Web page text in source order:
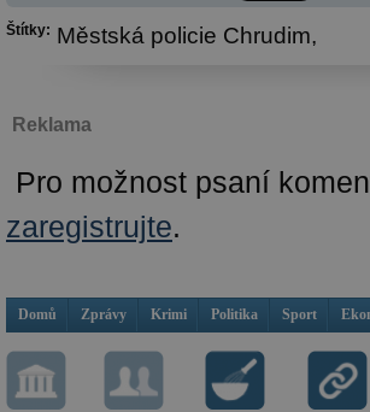
Štítky: Městská policie Chrudim,
Reklama
Pro možnost psaní
zaregistrujte.
Domů Zprávy Krimi Politika Sport